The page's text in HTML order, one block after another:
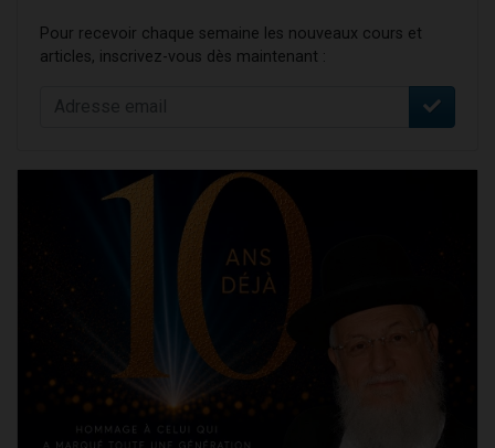
Pour recevoir chaque semaine les nouveaux cours et
articles, inscrivez-vous dès maintenant :